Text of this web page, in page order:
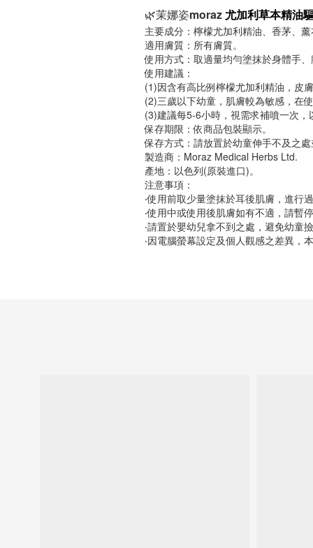
🌿茉娜姿moraz 尤加利草本精油
主要成分：檸檬尤加利精油、香茅、
適用膚質：所有膚質。
使用方式：取適量均勻塗抹於身體手
使用建議：
(1)因含有高比例檸檬尤加利精油，皮
(2)三歲以下幼童，肌膚較為敏感，在
(3)建議每5-6小時，視需求補噴一次
保存期限：依商品包裝顯示。
保存方式：請放置於幼童伸手不及之
製造商：Moraz Medical Herbs Ltd.
產地：以色列(原裝進口)。
注意事項：
‧使用前取少量塗抹於耳後肌膚，進行
‧使用中或使用後肌膚如有不適，請暫
‧請置於嬰幼兒拿不到之處，避免幼童
‧因電腦螢幕設定及個人觀感之差異